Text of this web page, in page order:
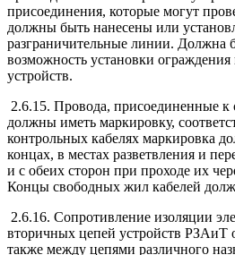
присоединения, которые могут
должны быть нанесены или
разграничительные линии. Должна
возможность установки
устройств.
2.6.15. Провода, присоединенные к
должны иметь маркировку,
контрольных кабелях маркировка
концах, в местах разветвления и
и с обеих сторон при проходе их
Концы свободных жил кабелей
2.6.16. Сопротивление изоляции
вторичных цепей устройств РЗАиТ
также между цепями различного